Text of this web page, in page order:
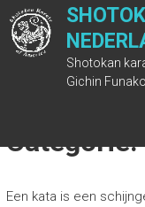
naar
de
Shotokan
Gichin
Categorie:
Een kata is een